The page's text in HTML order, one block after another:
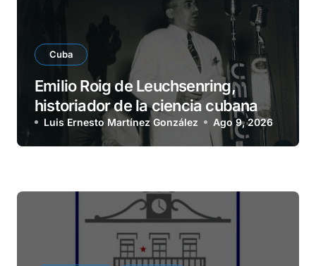
Cuba
Emilio Roig de Leuchsenring,
historiador de la ciencia cubana
Luis Ernesto Martínez González Ago 9, 2026